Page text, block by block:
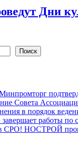
Дни
Поиск
Совета
в порядок
работы по
НОСТРОЙ